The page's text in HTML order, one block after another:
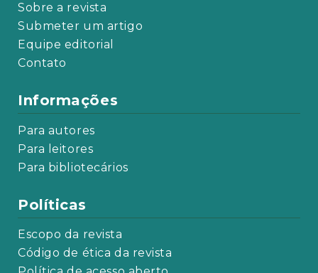
Sobre a revista
Submeter um artigo
Equipe editorial
Contato
Informações
Para autores
Para leitores
Para bibliotecários
Políticas
Escopo da revista
Código de ética da revista